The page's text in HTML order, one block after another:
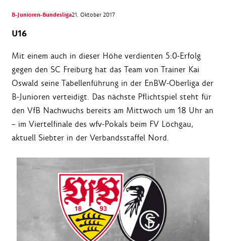
B-Junioren-Bundesliga21. Oktober 2017
U16
Mit einem auch in dieser Höhe verdienten 5:0-Erfolg
gegen den SC Freiburg hat das Team von Trainer Kai
Oswald seine Tabellenführung in der EnBW-Oberliga der
B-Junioren verteidigt. Das nächste Pflichtspiel steht für
den VfB Nachwuchs bereits am Mittwoch um 18 Uhr an
– im Viertelfinale des wfv-Pokals beim FV Löchgau,
aktuell Siebter in der Verbandsstaffel Nord.